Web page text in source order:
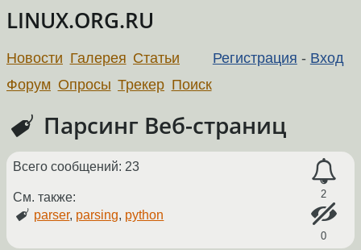
LINUX.ORG.RU
Регистрация - Вход
Новости Галерея Статьи
Форум Опросы Трекер Поиск
Парсинг Веб-страниц
2
0
Всего сообщений: 23
См. также:
parser, parsing, python